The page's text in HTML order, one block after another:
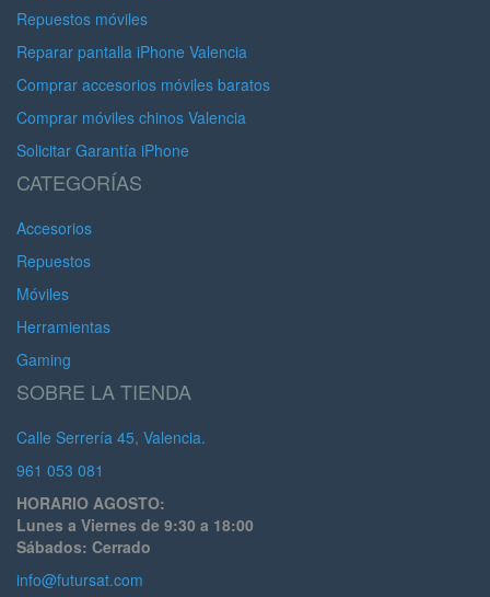
Repuestos móviles
Reparar pantalla iPhone Valencia
Comprar accesorios móviles baratos
Comprar móviles chinos Valencia
Solicitar Garantía iPhone
CATEGORÍAS
Accesorios
Repuestos
Móviles
Herramientas
Gaming
SOBRE LA TIENDA
Calle Serrería 45, Valencia.
961 053 081
HORARIO AGOSTO:
Lunes a Viernes de 9:30 a 18:00
Sábados: Cerrado
info@futursat.com